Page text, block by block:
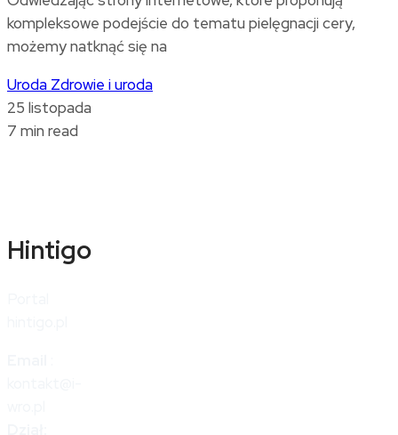
kompleksowe podejście do tematu pielęgnacji cery,
możemy natknąć się na
Uroda Zdrowie i uroda
25 listopada
7 min read
Hintigo